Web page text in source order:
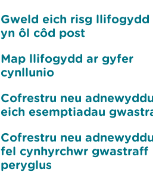
Gweld eich risg llifogydd
yn ôl côd post
Map llifogydd ar gyfer
cynllunio
Cofrestru neu adnewyddu
eich esemptiadau
Cofrestru neu adnewyddu
fel cynhyrchwr gwastraff
peryglus